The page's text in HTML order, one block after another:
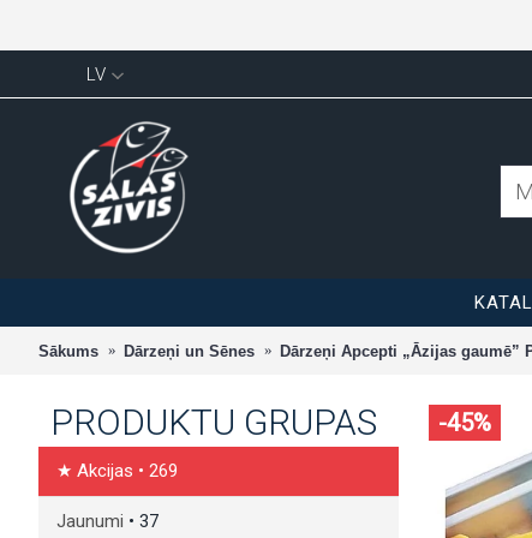
LV
Sākums Dārzeņi un Sēnes Dārzeņi Apcepti „Āzijas gaumē”
PRODUKTU GRUPAS
★ Akcijas • 269
Jaunumi • 37
-45%